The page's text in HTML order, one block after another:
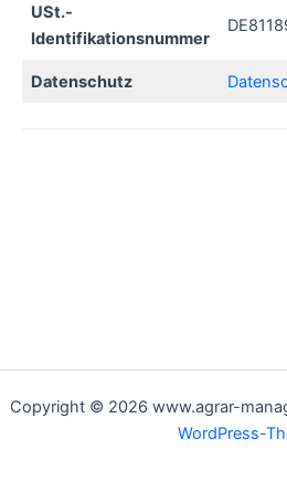
USt.-
Identifikationsnummer
Datenschutz
Copyright © 2026 www.agrar-
WordPress-